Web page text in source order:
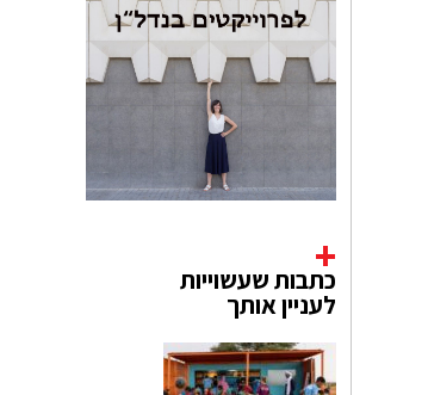
כתבות שעשוייות
לעניין אותך